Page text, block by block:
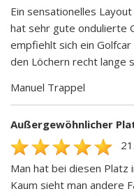
Ein sensationelles
hat sehr gute ondulierte
empfiehlt sich ein
den Löchern recht lange
Manuel Trappel
Außergewöhnlicher
Man hat bei diesen Platz
Kaum sieht man andere